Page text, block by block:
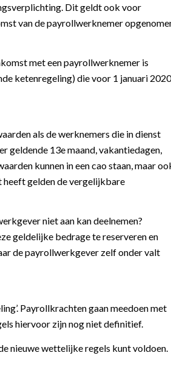
Dit geldt ook voor
van de payrollwerknemer
met een payrollwerknemer is
ketenregeling) die voor 1 januari 2020
als de werknemers die in dienst
geldende 13e maand, vakantiedagen,
kunnen in een cao staan, maar
heeft gelden de vergelijkbare
niet aan kan deelnemen?
geldelijke bedrage te reserveren en
de payrollwerkgever zelf onder valt
Payrollkrachten gaan meedoen met
hiervoor zijn nog niet definitief.
nieuwe wettelijke regels kunt voldoen.